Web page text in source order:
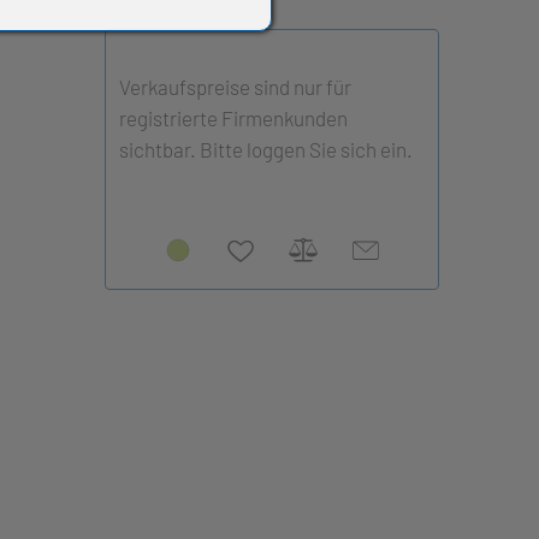
Verkaufspreise sind nur für
registrierte Firmenkunden
sichtbar. Bitte loggen Sie sich ein.